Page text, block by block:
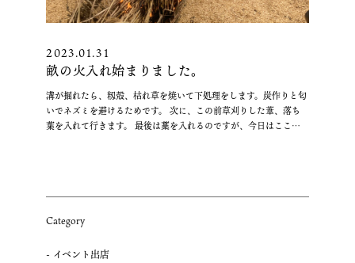
2023.01.31
畝の火入れ始まりました。
溝が掘れたら、籾殻、枯れ草を焼いて下処理をします。炭作りと匂
いでネズミを避けるためです。 次に、この前草刈りした葦、落ち
葉を入れて行きます。 最後は藁を入れるのですが、今日はここま
Category
イベント出店